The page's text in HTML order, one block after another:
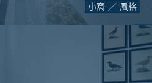
小窩 風格